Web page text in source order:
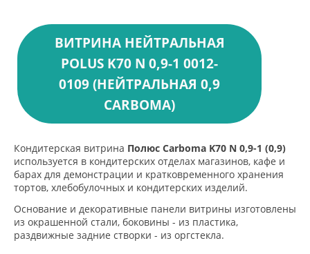
ВИТРИНА НЕЙТРАЛЬНАЯ
POLUS K70 N 0,9-1 0012-
0109 (НЕЙТРАЛЬНАЯ 0,9
CARBOMA)
Кондитерская витрина Полюс Carboma K70 N 0,9-1 (0,9)
используется в кондитерских отделах магазинов, кафе и
барах для демонстрации и кратковременного хранения
тортов, хлебобулочных и кондитерских изделий.
Основание и декоративные панели витрины изготовлены
из окрашенной стали, боковины - из пластика,
раздвижные задние створки - из оргстекла.